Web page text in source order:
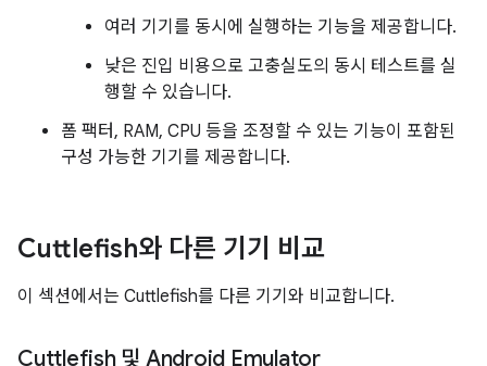
여러 기기를 동시에 실행하는 기능을 제공합니다.
낮은 진입 비용으로 고충실도의 동시 테스트를 실
행할 수 있습니다.
폼 팩터, RAM, CPU 등을 조정할 수 있는 기능이 포함된
구성 가능한 기기를 제공합니다.
Cuttlefish와 다른 기기 비교
이 섹션에서는 Cuttlefish를 다른 기기와 비교합니다.
Cuttlefish 및 Android Emulator